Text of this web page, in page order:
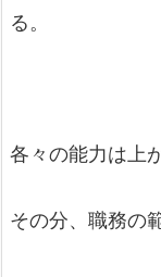
る。
各々の能力は上
その分、職務の